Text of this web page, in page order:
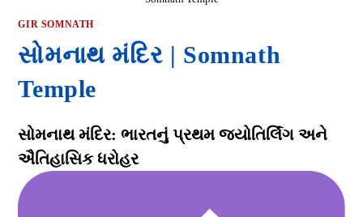
GIR SOMNATH
સોમનાથ મંદિર | Somnath
Temple
સોમનાથ મંદિર: ભારતનું પ્રથમ જ્યોતિર્લિંગ અને
ઐતિહાસિક ધરોહર